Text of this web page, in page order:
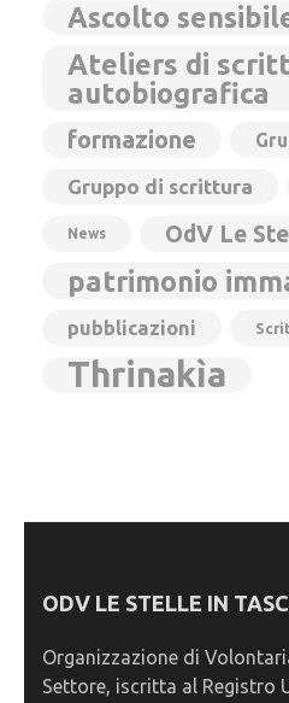
Ascolto
Ateliers di
autobiografica
formazione
Gruppo di scrittura
News OdV Le
patrimonio
pubblicazioni
Thrinakìa
ODV LE STELLE IN
Organizzazione di
Settore, iscritta al Registro